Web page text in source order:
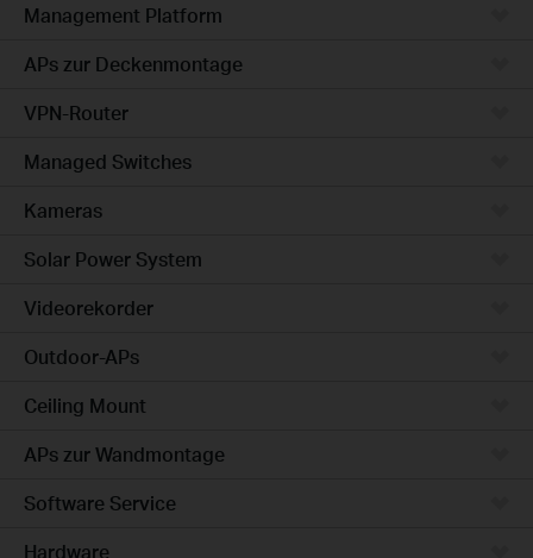
Management Platform
APs zur Deckenmontage
VPN-Router
Managed Switches
Kameras
Solar Power System
Videorekorder
Outdoor-APs
Ceiling Mount
APs zur Wandmontage
Software Service
Hardware